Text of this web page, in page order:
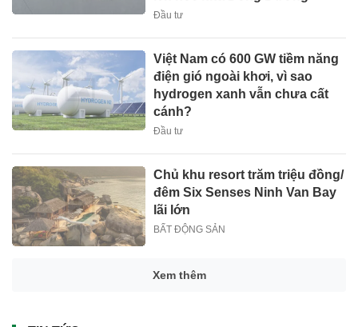
Đầu tư
Việt Nam có 600 GW tiềm năng
điện gió ngoài khơi, vì sao
hydrogen xanh vẫn chưa cất
cánh?
Đầu tư
Chủ khu resort trăm triệu đồng/
đêm Six Senses Ninh Van Bay
lãi lớn
BẤT ĐỘNG SẢN
Xem thêm